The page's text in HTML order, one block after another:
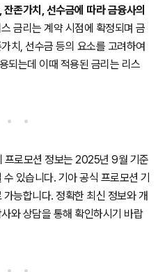
존가치, 선수금에 따라 금융사의
금리는 계약 시점에 확정되며 금
치, 선수금 등의 요소를 고려하여
되는데 이때 적용된 금리는 리스
프로모션 정보는 2025년 9월 기준
있습니다. 기아 공식 프로모션 기
능합니다. 정확한 최신 정보와 개
와 상담을 통해 확인하시기 바랍